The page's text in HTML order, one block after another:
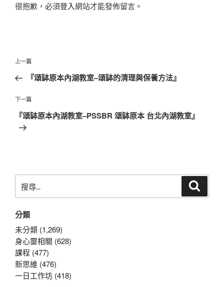
很抱歉，必須登入網站才能發佈留言。
文
導
覽
上
一
文
章
上一篇
『頌缽原本內湖教室–頌缽的清理與保養方法』
下
一
篇
下一篇
『頌缽原本內湖教室–PSSBR 頌缽原本 台北內湖教室』
尋
鍵
字:
分類
未分類 (1,269)
身心靈相關 (628)
課程 (477)
新思維 (476)
一日工作坊 (418)